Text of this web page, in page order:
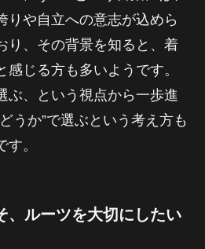
りや自立への意志が込めら
り、その背景を知ると、着
感じる方も多いようです。
ぶ、という視点から一歩進
うか”で選ぶという考え方も
。
、ルーツを大切にしたい